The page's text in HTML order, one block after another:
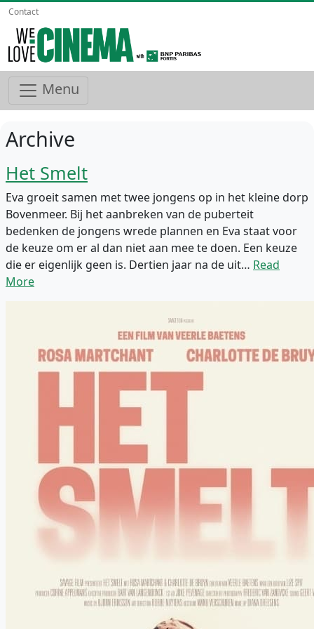
Contact
Menu
Archive
Het Smelt
Eva groeit samen met twee jongens op in het kleine dorp
Bovenmeer. Bij het aanbreken van de puberteit
bedenken de jongens wrede plannen en Eva staat voor
de keuze om er al dan niet aan mee te doen. Een keuze
die er eigenlijk geen is. Dertien jaar na de uit… Read
More